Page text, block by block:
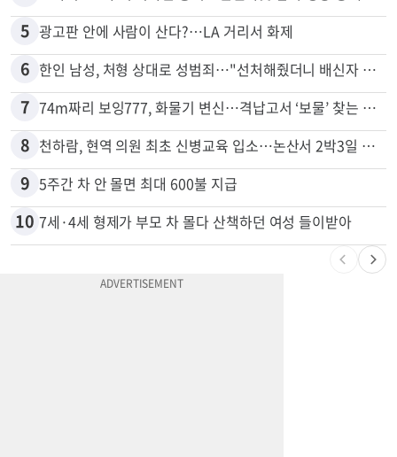
5 광고판 안에 사람이 산다?…LA 거리서 화제
6 한인 남성, 처형 상대로 성범죄…"선처해줬더니 배신자 취급"
7 74m짜리 보잉777, 화물기 변신…격납고서 ‘보물’ 찾는 인천공항
8 천하람, 현역 의원 최초 신병교육 입소…논산서 2박3일 생활
9 5주간 차 안 몰면 최대 600불 지급
10 7세·4세 형제가 부모 차 몰다 산책하던 여성 들이받아